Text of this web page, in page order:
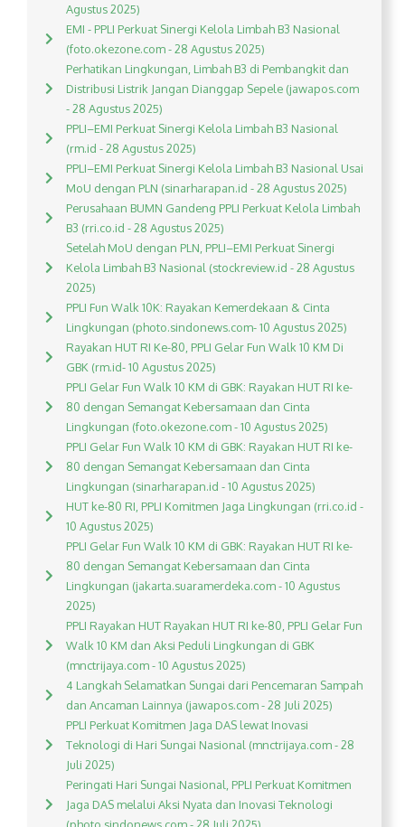
Agustus 2025)
EMI - PPLI Perkuat Sinergi Kelola Limbah B3 Nasional
(foto.okezone.com - 28 Agustus 2025)
Perhatikan Lingkungan, Limbah B3 di Pembangkit dan
Distribusi Listrik Jangan Dianggap Sepele (jawapos.com
- 28 Agustus 2025)
PPLI–EMI Perkuat Sinergi Kelola Limbah B3 Nasional
(rm.id - 28 Agustus 2025)
PPLI–EMI Perkuat Sinergi Kelola Limbah B3 Nasional Usai
MoU dengan PLN (sinarharapan.id - 28 Agustus 2025)
Perusahaan BUMN Gandeng PPLI Perkuat Kelola Limbah
B3 (rri.co.id - 28 Agustus 2025)
Setelah MoU dengan PLN, PPLI–EMI Perkuat Sinergi
Kelola Limbah B3 Nasional (stockreview.id - 28 Agustus
2025)
PPLI Fun Walk 10K: Rayakan Kemerdekaan & Cinta
Lingkungan (photo.sindonews.com- 10 Agustus 2025)
Rayakan HUT RI Ke-80, PPLI Gelar Fun Walk 10 KM Di
GBK (rm.id- 10 Agustus 2025)
PPLI Gelar Fun Walk 10 KM di GBK: Rayakan HUT RI ke-
80 dengan Semangat Kebersamaan dan Cinta
Lingkungan (foto.okezone.com - 10 Agustus 2025)
PPLI Gelar Fun Walk 10 KM di GBK: Rayakan HUT RI ke-
80 dengan Semangat Kebersamaan dan Cinta
Lingkungan (sinarharapan.id - 10 Agustus 2025)
HUT ke-80 RI, PPLI Komitmen Jaga Lingkungan (rri.co.id -
10 Agustus 2025)
PPLI Gelar Fun Walk 10 KM di GBK: Rayakan HUT RI ke-
80 dengan Semangat Kebersamaan dan Cinta
Lingkungan (jakarta.suaramerdeka.com - 10 Agustus
2025)
PPLI Rayakan HUT Rayakan HUT RI ke-80, PPLI Gelar Fun
Walk 10 KM dan Aksi Peduli Lingkungan di GBK
(mnctrijaya.com - 10 Agustus 2025)
4 Langkah Selamatkan Sungai dari Pencemaran Sampah
dan Ancaman Lainnya (jawapos.com - 28 Juli 2025)
PPLI Perkuat Komitmen Jaga DAS lewat Inovasi
Teknologi di Hari Sungai Nasional (mnctrijaya.com - 28
Juli 2025)
Peringati Hari Sungai Nasional, PPLI Perkuat Komitmen
Jaga DAS melalui Aksi Nyata dan Inovasi Teknologi